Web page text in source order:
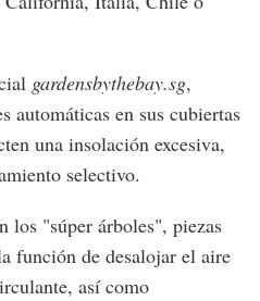
gardensbythebay.sg,
automáticas en sus cubiertas
una insolación excesiva,
selectivo.
los "súper árboles", piezas
función de desalojar el aire
así como